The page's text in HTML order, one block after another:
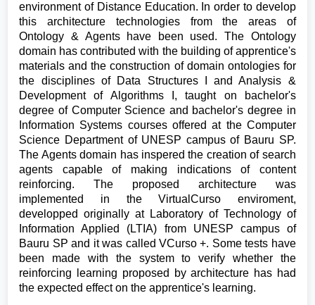
environment of Distance Education. In order to develop
this architecture technologies from the areas of
Ontology & Agents have been used. The Ontology
domain has contributed with the building of apprentice's
materials and the construction of domain ontologies for
the disciplines of Data Structures I and Analysis &
Development of Algorithms I, taught on bachelor's
degree of Computer Science and bachelor's degree in
Information Systems courses offered at the Computer
Science Department of UNESP campus of Bauru SP.
The Agents domain has inspered the creation of search
agents capable of making indications of content
reinforcing. The proposed architecture was
implemented in the VirtualCurso enviroment,
developped originally at Laboratory of Technology of
Information Applied (LTIA) from UNESP campus of
Bauru SP and it was called VCurso +. Some tests have
been made with the system to verify whether the
reinforcing learning proposed by architecture has had
the expected effect on the apprentice's learning.